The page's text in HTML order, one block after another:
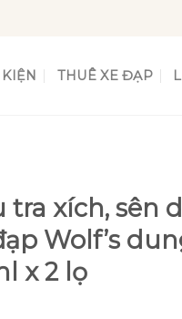
THUÊ XE ĐẠP
tra xích, sên
Wolf’s
x 2 lọ